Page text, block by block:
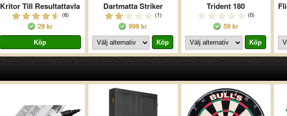
Kritor Till Resultattavla
(6)
29 kr
Dartmatta Striker
(1)
999 kr
Trident 180
(0)
59 kr